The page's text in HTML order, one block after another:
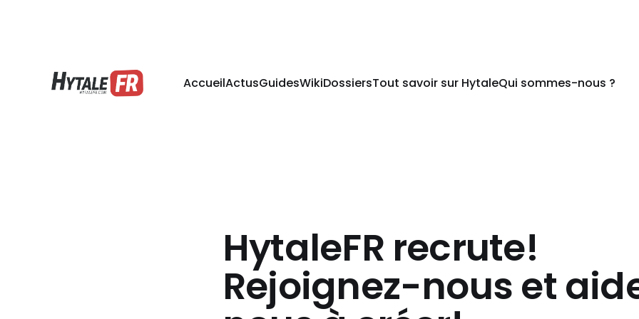
AccueilActusGuidesWikiDossiersTout savoir sur HytaleQui sommes-nous ?
HytaleFR recrute!
Rejoignez-nous et